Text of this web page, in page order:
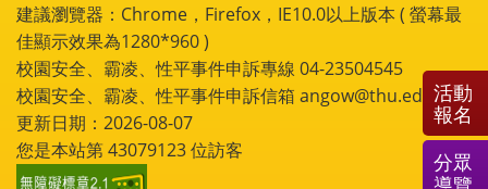
建議瀏覽器：Chrome，Firefox，IE10.0以上版本 ( 螢幕最
佳顯示效果為1280*960 )
校園安全、霸凌、性平事件申訴專線 04-23504545
校園安全、霸凌、性平事件申訴信箱 angow@thu.edu.tw
更新日期：2026-08-07
您是本站第43079123位訪客
活動
報名
分眾